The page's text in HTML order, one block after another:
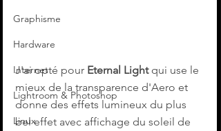
Graphisme
Hardware
Internet
Lightroom & Photoshop
Linux
J'ai opté pour Eternal Light qui use le
mieux de la transparence d'Aero et
donne des effets lumineux du plus
bel effet avec affichage du soleil de